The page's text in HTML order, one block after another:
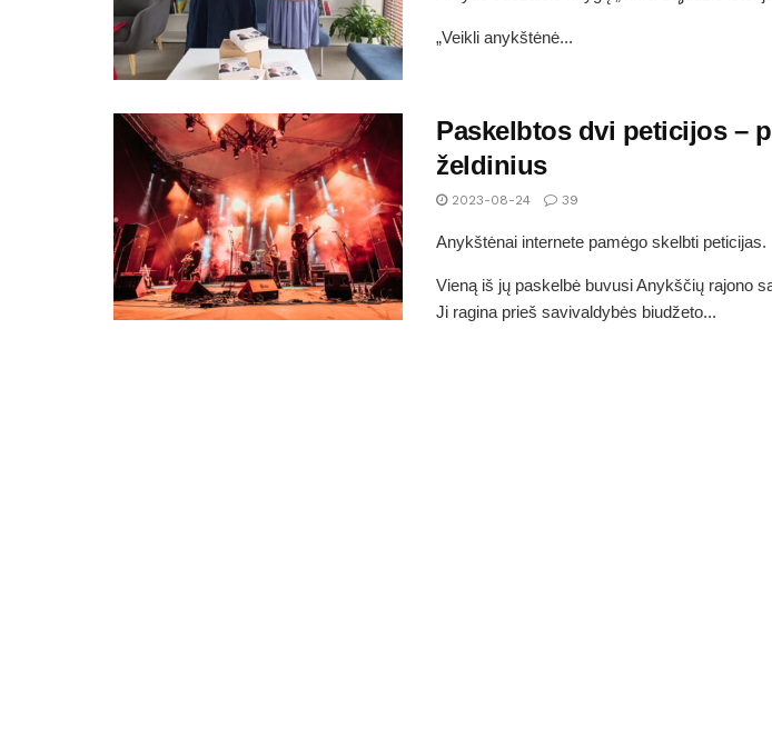
„Veikli anykštėnė...
Paskelbtos dvi peticijos –
želdinius
2023-08-24 39
Anykštėnai internete pamėgo skelbti peticijas.
Vieną iš jų paskelbė buvusi Anykščių rajono
Ji ragina prieš savivaldybės biudžeto...